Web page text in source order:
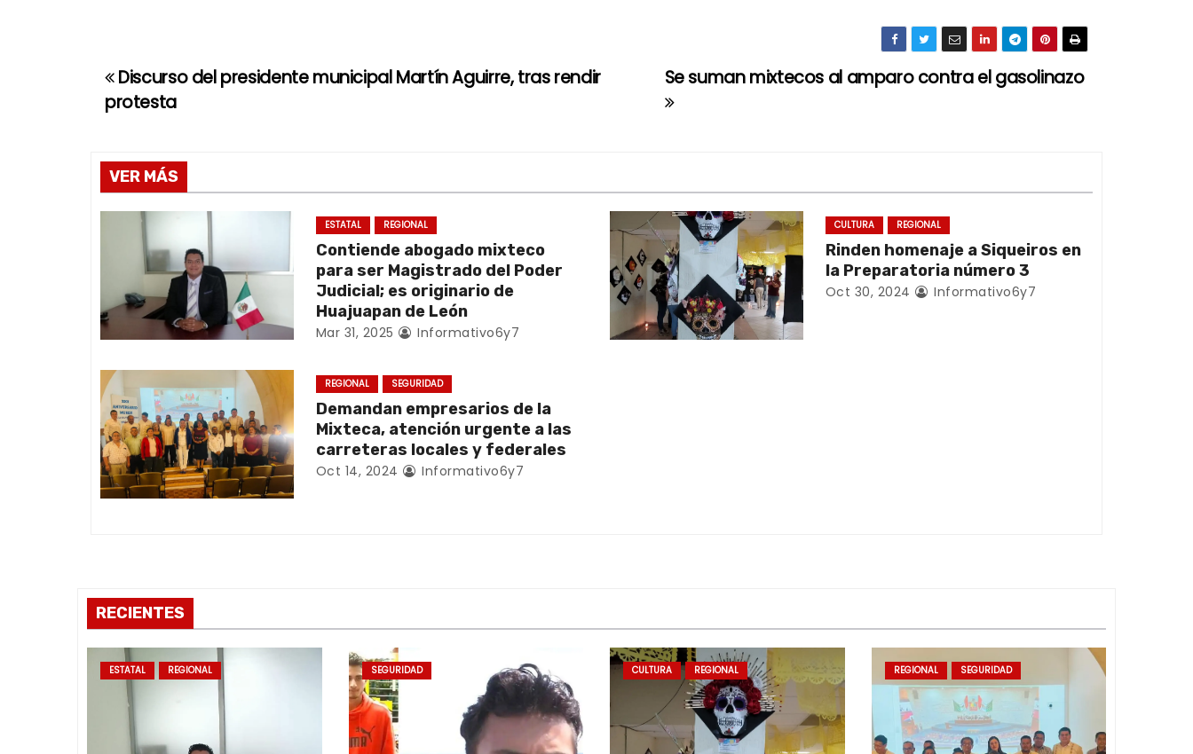
N
a
v
e
c
i
ó
n
d
e
t
r
a
Se suman mixtecos al amparo contra el gasolinazo
Discurso del presidente municipal Martín Aguirre, tras rendir
protesta
VER MÁS
ESTATAL REGIONAL
Contiende abogado mixteco
para ser Magistrado del Poder
Judicial; es originario de
Huajuapan de León
Mar 31, 2025 Informativo6y7
CULTURA REGIONAL
Rinden homenaje a Siqueiros en
la Preparatoria número 3
Oct 30, 2024 Informativo6y7
REGIONAL SEGURIDAD
Demandan empresarios de la
Mixteca, atención urgente a las
carreteras locales y federales
Oct 14, 2024 Informativo6y7
RECIENTES
ESTATAL REGIONAL SEGURIDAD CULTURA REGIONAL REGIONAL SEGURIDAD